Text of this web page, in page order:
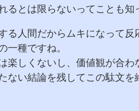
るとは限らないってことも知
る人間だからムキになって
一種ですね。
楽しくないし、価値観が合
ない結論を残してこの駄文を